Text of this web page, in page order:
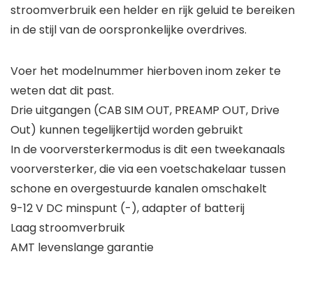
stroomverbruik een helder en rijk geluid te bereiken
in de stijl van de oorspronkelijke overdrives.
Voer het modelnummer hierboven inom zeker te
weten dat dit past.
Drie uitgangen (CAB SIM OUT, PREAMP OUT, Drive
Out) kunnen tegelijkertijd worden gebruikt
In de voorversterkermodus is dit een tweekanaals
voorversterker, die via een voetschakelaar tussen
schone en overgestuurde kanalen omschakelt
9-12 V DC minspunt (-), adapter of batterij
Laag stroomverbruik
AMT levenslange garantie